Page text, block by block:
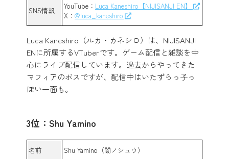
SNS情報 YouTube： Luca Kaneshiro【NIJISANJI EN】
X：@luca_kaneshiro
Luca Kaneshiro（ルカ・カネシロ）は、NIJISANJI
ENに所属するVTuberです。ゲーム配信と雑談を中
心にライブ配信しています。過去からやってきた
マフィアのボスですが、配信中はいたずらっ子っ
ぽい一面も。
3位：Shu Yamino
名前 Shu Yamino（闇ノシュウ）